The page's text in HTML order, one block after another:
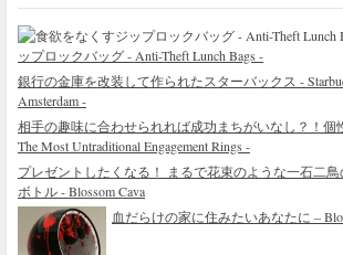
ップロックバッグ - Anti-Theft Lunch Bags -
銀行の金庫を改装して作られたスターバックス -
Amsterdam -
相手の趣味に合わせられれば成功まちがいなし？！個
The Most Untraditional Engagement Rings -
プレゼントしたくなる！ まるで花束のような一石二
ボトル - Blossom Cava
血だらけの家に住みたいあなたに –